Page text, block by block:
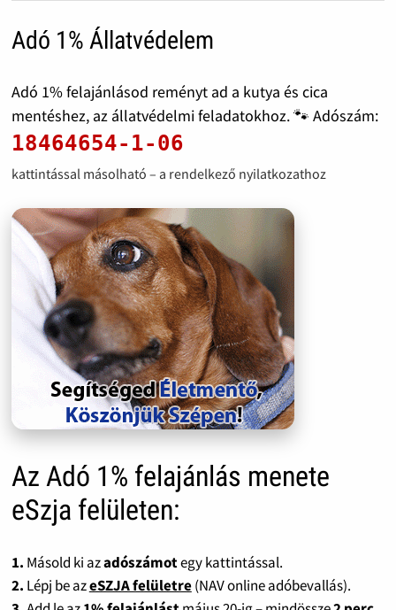
Adó 1% Állatvédelem
Adó 1% felajánlásod reményt ad a kutya és cica
mentéshez, az állatvédelmi feladatokhoz. 🐾 Adószám:
18464654-1-06
kattintással másolható – a rendelkező nyilatkozathoz
Az Adó 1% felajánlás menete
eSzja felületen:
1. Másold ki azadószámotegy kattintással.
2. Lépj be azeSZJA felületre(NAV online adóbevallás).